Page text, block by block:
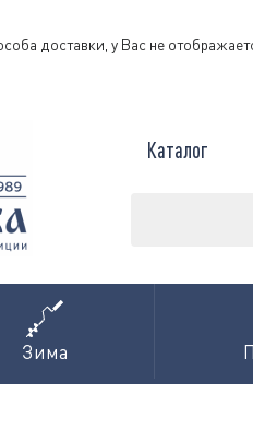
доставки, у Вас не
Каталог
Зима